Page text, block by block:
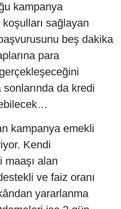
kampanya
sağlayan
beş dakika
para
gerçekleşeceğini
da kredi
kampanya emekli
Kendi
maaşı alan
ve faiz oranı
yararlanma